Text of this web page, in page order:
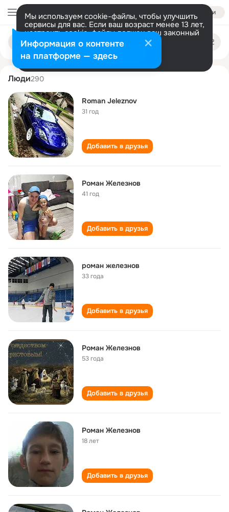
Войти
Мы используем cookie-файлы, чтобы улучшить
сервисы для вас. Если ваш возраст менее 13 лет,
настроить cookie-файлы должен ваш законный
представитель. Больше информации
Разрешить все Настроить
Поиск
людям
roman zheleznov
Люди290
Roman Jeleznov
31 год
Добавить в друзья
Роман Железнов
41 год
Добавить в друзья
роман железнов
33 года
Добавить в друзья
Роман Железнов
53 года
Добавить в друзья
Роман Железнов
18 лет
Добавить в друзья
Информация о контенте
на платформе — здесь